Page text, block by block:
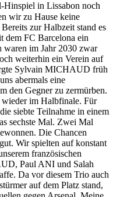
Hinspiel in Lissabon noch
wir zu Hause keine
zur Halbzeit stand es
dem FC Barcelona ein
waren im Jahr 2030 zwar
weiterhin ein Verein auf
Sylvain MICHAUD früh
abermals eine
den Gegner zu zermürben.
im Halbfinale. Für
siebte Teilnahme in einem
sechste Mal. Zwei Mal
Die Chancen
Wir spielten auf konstant
französischen
Paul ANI und Salah
Da vor diesem Trio auch
auf dem Platz stand,